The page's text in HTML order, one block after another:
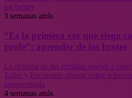
los brotes
3 semanas atrás
“Es la primera vez que riego
profe”: aprender de los brotes
La defensa de las semillas vuelve a
Taller y Encuentro abierto sobre
agroecología
4 semanas atrás